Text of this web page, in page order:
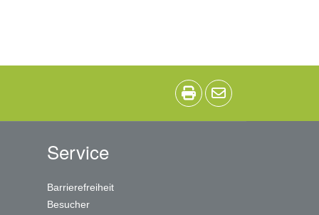
Service
Barrierefreiheit
Besucher